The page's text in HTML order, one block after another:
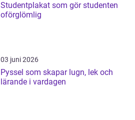
Studentplakat som gör studenten
oförglömlig
03 juni 2026
Pyssel som skapar lugn, lek och
lärande i vardagen